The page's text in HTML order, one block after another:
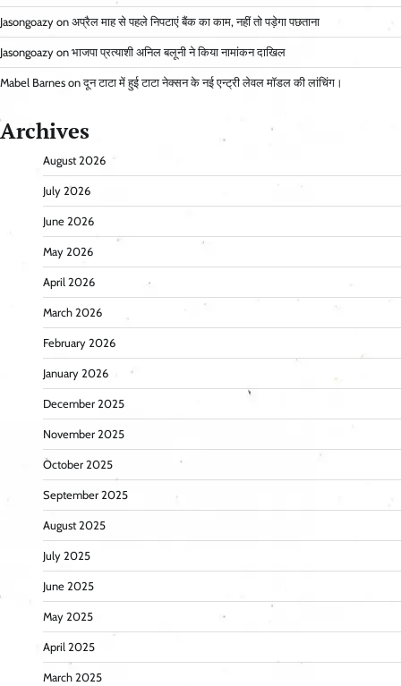
Jasongoazy on अप्रैल माह से पहले निपटाएं बैंक का काम, नहीं तो पड़ेगा पछताना
Jasongoazy on भाजपा प्रत्याशी अनिल बलूनी ने किया नामांकन दाखिल
Mabel Barnes onदून टाटा में हुई टाटा नेक्सन के नई एन्ट्री लेवल मॉडल की लांचिंग।
Archives
August 2026
July 2026
June 2026
May 2026
April 2026
March 2026
February 2026
January 2026
December 2025
November 2025
October 2025
September 2025
August 2025
July 2025
June 2025
May 2025
April 2025
March 2025